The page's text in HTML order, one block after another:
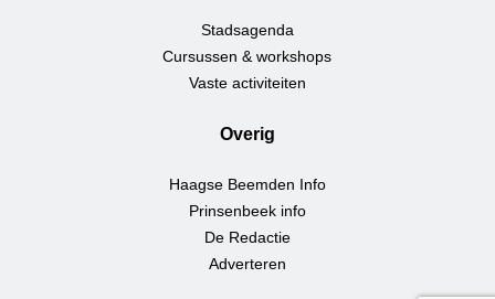
Stadsagenda
Cursussen & workshops
Vaste activiteiten
Overig
Haagse Beemden Info
Prinsenbeek info
De Redactie
Adverteren